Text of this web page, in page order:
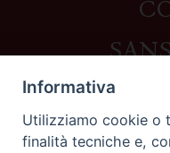
Contatti
Informativa
Utilizziamo cookie o
finalità tecniche e,